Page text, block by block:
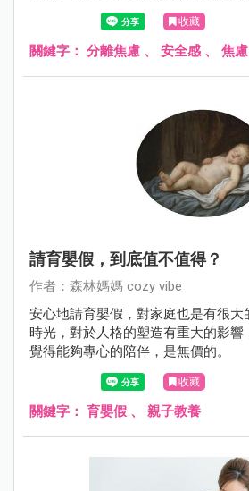
分的學齡前兒童，會發展成影響到日
慌發作，而被醫療團隊診斷為分離焦
anxiety disorder），通常較少見於青
收藏
關鍵字： 分離焦慮 、 安全感 、 焦慮
請育嬰假，到底值不值得？
作者：森林媽媽 cozy vibe
安心地請育嬰假，對家庭也是有很大
時光，對於人格的塑造有重大的影
覺得能夠專心的陪伴，是無價的。
收藏
關鍵字： 育嬰假 、 親子教養